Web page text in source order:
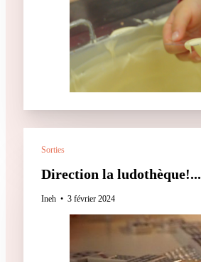
Sorties
Direction la ludothèque!...
Ineh 3 février 2024